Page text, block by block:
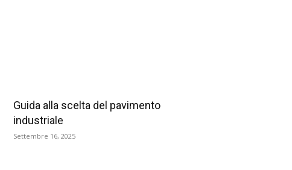
Guida alla scelta del pavimento
industriale
Settembre 16, 2025